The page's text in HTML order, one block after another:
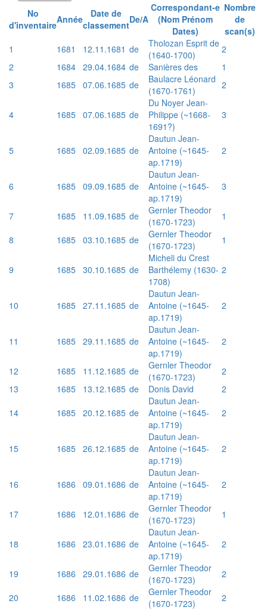
No
d'inventaireAnnée
Date de
classementDe/A
Correspondant-e
(Nom Prénom
Dates)
Nombre
de
scan(s)
1
1681 12.11.1681 de
Tholozan Esprit de
(1640-1700)
2
2
1684 29.04.1684 de Sanières des
1
3
1685 07.06.1685 de
Baulacre Léonard
(1670-1761)
2
4 1685 07.06.1685 de
Du Noyer Jean-
Philippe (~1668-
1691?)
3
5 1685 02.09.1685 de
Dautun Jean-
Antoine (~1645-
ap.1719)
2
6 1685 09.09.1685 de
Dautun Jean-
Antoine (~1645-
ap.1719)
3
7 1685 11.09.1685 de
Gernler Theodor
(1670-1723)
1
8
1685 03.10.1685 de
Gernler Theodor
(1670-1723)
1
9 1685 30.10.1685 de
Micheli du Crest
Barthélemy (1630-
1708)
2
10 1685 27.11.1685 de
Dautun Jean-
Antoine (~1645-
ap.1719)
2
11 1685 29.11.1685 de
Dautun Jean-
Antoine (~1645-
ap.1719)
2
12 1685 11.12.1685 de
Gernler Theodor
(1670-1723)
2
13
1685 13.12.1685 de Donis David
2
14
1685 20.12.1685 de
Dautun Jean-
Antoine (~1645-
ap.1719)
2
15 1685 26.12.1685 de
Dautun Jean-
Antoine (~1645-
ap.1719)
2
16 1686 09.01.1686 de
Dautun Jean-
Antoine (~1645-
ap.1719)
2
17 1686 12.01.1686 de
Gernler Theodor
(1670-1723)
1
18 1686 23.01.1686 de
Dautun Jean-
Antoine (~1645-
ap.1719)
2
19 1686 29.01.1686 de
Gernler Theodor
(1670-1723)
2
20
1686 11.02.1686 de
Gernler Theodor
(1670-1723)
2